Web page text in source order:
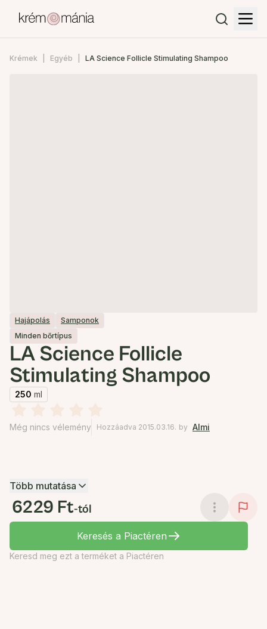
Krémek Egyéb LA Science Follicle Stimulating Shampoo
Hajápolás
Samponok
Minden bőrtípus
LA Science Follicle
Stimulating Shampoo
250 ml
Még nincs vélemény Hozzáadva 2015.03.16. by Almi
Több mutatása
6229 Ft-tól
Keresés a Piactéren
Keresd meg ezt a terméket a Piactéren